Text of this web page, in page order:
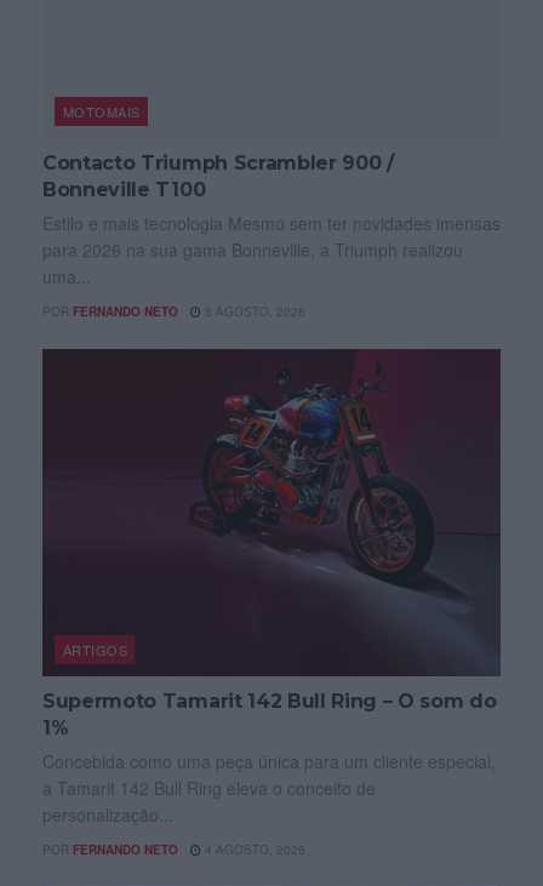
MOTOMAIS
Contacto Triumph Scrambler 900 /
Bonneville T100
Estilo e mais tecnologia Mesmo sem ter novidades imensas
para 2026 na sua gama Bonneville, a Triumph realizou
uma...
POR FERNANDO NETO 5 AGOSTO, 2026
ARTIGOS
Supermoto Tamarit 142 Bull Ring – O som do
1%
Concebida como uma peça única para um cliente especial,
a Tamarit 142 Bull Ring eleva o conceito de
personalização...
POR FERNANDO NETO 4 AGOSTO, 2026